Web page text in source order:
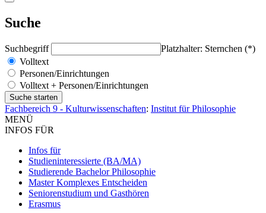
Suche
Suchbegriff
Platzhalter: Sternchen (*)
Volltext
Personen/Einrichtungen
Volltext + Personen/Einrichtungen
Fachbereich 9 - Kulturwissenschaften: Institut für Philosophie
MENÜ
INFOS FÜR
Infos für
Studieninteressierte (BA/MA)
Studierende Bachelor Philosophie
Master Komplexes Entscheiden
Seniorenstudium und Gasthören
Erasmus